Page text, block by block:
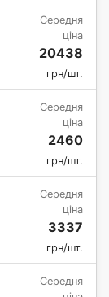
Середня
ціна
20438
грн/шт.
Середня
ціна
2460
грн/шт.
Середня
ціна
3337
грн/шт.
Середня